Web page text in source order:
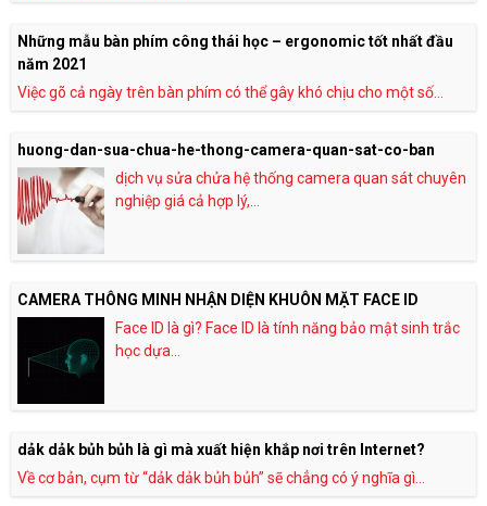
Những mẫu bàn phím công thái học – ergonomic tốt nhất đầu
năm 2021
Việc gõ cả ngày trên bàn phím có thể gây khó chịu cho một số...
huong-dan-sua-chua-he-thong-camera-quan-sat-co-ban
dịch vụ sửa chửa hệ thống camera quan sát chuyên
nghiệp giá cả hợp lý,...
CAMERA THÔNG MINH NHẬN DIỆN KHUÔN MẶT FACE ID
Face ID là gì? Face ID là tính năng bảo mật sinh trắc
học dựa...
dảk dảk bủh bủh là gì mà xuất hiện khắp nơi trên Internet?
Về cơ bản, cụm từ “dảk dảk bủh bủh” sẽ chẳng có ý nghĩa gì...